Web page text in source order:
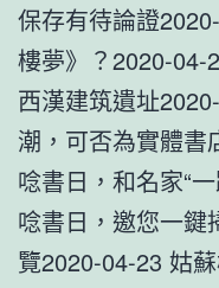
保存有待論證
樓夢》？2020-04-
西漢建筑遺址
潮，可否為實體書
唸書日，和名家“
唸書日，邀您一鍵
覽2020-04-23 姑